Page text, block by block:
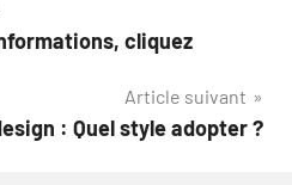
cliquez
Article suivant
: Quel style adopter ?